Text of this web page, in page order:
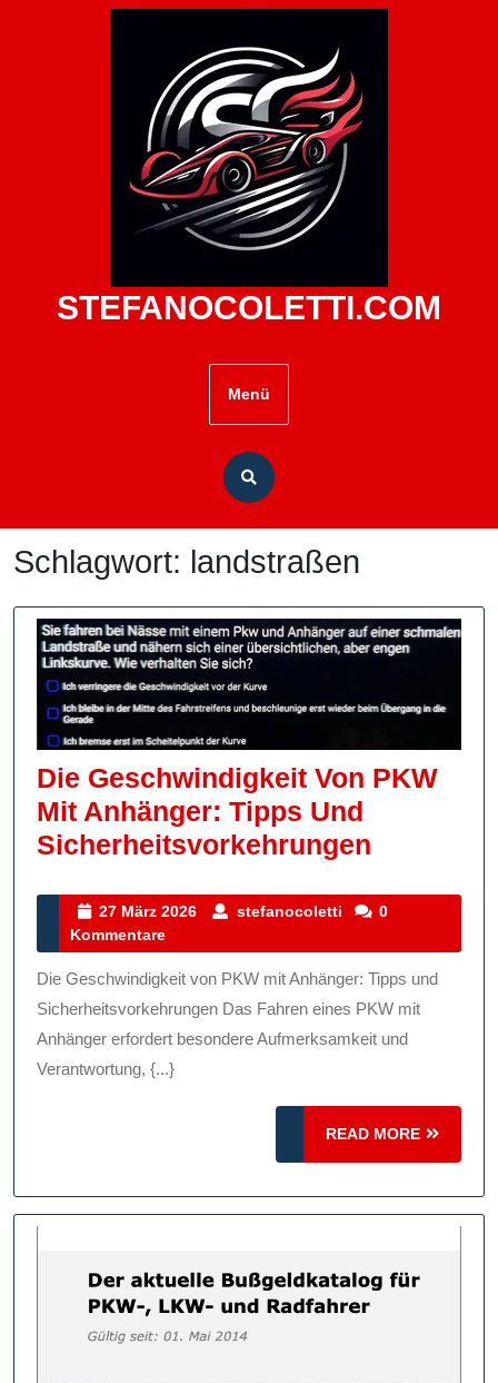
STEFANOCOLETTI.COM
Menü
Schlagwort: landstraßen
Die Geschwindigkeit Von PKW
Mit Anhänger: Tipps Und
Sicherheitsvorkehrungen
Von
Mit
Tipps
27 März 2026
27
2026
stefanocoletti stefanocoletti
0
Kommentare
Die Geschwindigkeit von PKW mit Anhänger: Tipps und
Sicherheitsvorkehrungen Das Fahren eines PKW mit
Anhänger erfordert besondere Aufmerksamkeit und
Verantwortung, {...}
READ MORE
READ
MORE